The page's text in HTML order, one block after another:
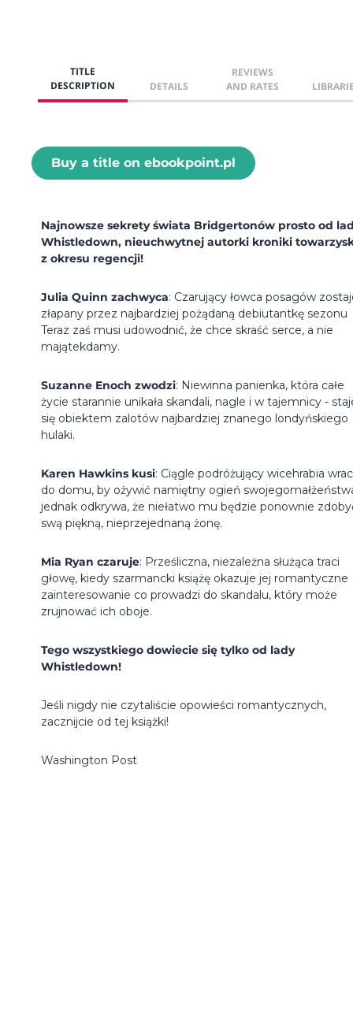
TITLE
DESCRIPTION
DETAILS
REVIEWS
AND RATES
Buy a title on ebookpoint.pl
Najnowsze sekrety świata Bridgertonów prosto od
Whistledown, nieuchwytnej autorki kroniki
z okresu regencji!
Julia Quinn zachwyca: Czarujący łowca posagów
złapany przez najbardziej pożądaną debiutantkę sezonu
Teraz zaś musi udowodnić, że chce skraść serce, a nie
majątekdamy.
Suzanne Enoch zwodzi: Niewinna panienka, która całe
życie starannie unikała skandali, nagle i w tajemnicy -
się obiektem zalotów najbardziej znanego londyńskiego
hulaki.
Karen Hawkins kusi: Ciągle podróżujący wicehrabia
do domu, by ożywić namiętny ogień
jednak odkrywa, że niełatwo mu będzie ponownie
swą piękną, nieprzejednaną żonę.
Mia Ryan czaruje: Prześliczna, niezależna służąca traci
głowę, kiedy szarmancki książę okazuje jej romantyczne
zainteresowanie co prowadzi do skandalu, który może
zrujnować ich oboje.
Tego wszystkiego dowiecie się tylko od lady
Whistledown!
Jeśli nigdy nie czytaliście opowieści romantycznych,
zacznijcie od tej książki!
Washington Post